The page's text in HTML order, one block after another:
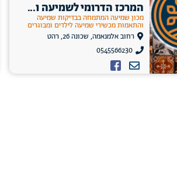
המרכז הדרומי לשמיעה ו...
מכון שמיעה המתמחה בבדיקות שמיעה
והתאמות מכשירי שמיעה לילדים ומבוגרים
רחוב אלמנאמה, שכונה 26, רהט
0545566230